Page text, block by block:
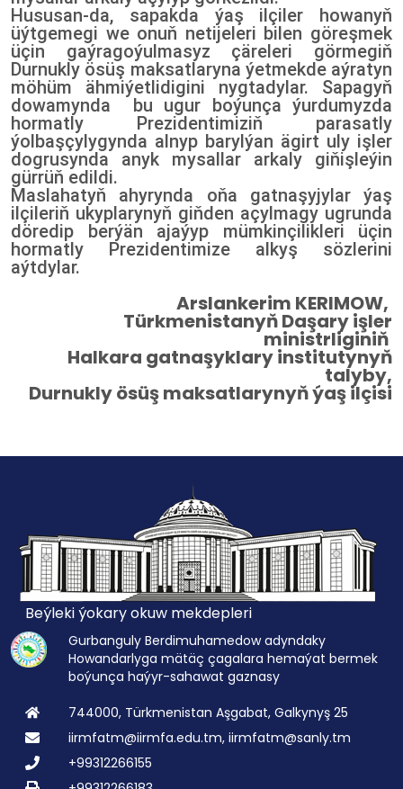
Hususan-da, sapakda ýaş ilçiler howanyň
üýtgemegi we onuň netijeleri bilen göreşmek
üçin gaýragoýulmasyz çäreleri görmegiň
Durnukly ösüş maksatlaryna ýetmekde aýratyn
möhüm ähmiýetlidigini nygtadylar. Sapagyň
dowamynda bu ugur boýunça ýurdumyzda
hormatly Prezidentimiziň parasatly
ýolbaşçylygynda alnyp barylýan ägirt uly işler
dogrusynda anyk mysallar arkaly giňişleýin
gürrüň edildi.
Maslahatyň ahyrynda oňa gatnaşyjylar ýaş
ilçileriň ukyplarynyň giňden açylmagy ugrunda
döredip berýän ajaýyp mümkinçilikleri üçin
hormatly Prezidentimize alkyş sözlerini
aýtdylar.
Arslankerim KERIMOW,
Türkmenistanyň Daşary işler
ministrliginiň
Halkara gatnaşyklary institutynyň
talyby,
Durnukly ösüş maksatlarynyň ýaş ilçisi
Beýleki ýokary okuw mekdepleri
Gurbanguly Berdimuhamedow adyndaky
Howandarlyga mätäç çagalara hemaýat bermek
boýunça haýyr-sahawat gaznasy
744000, Türkmenistan Aşgabat, Galkynyş 25
iirmfatm@iirmfa.edu.tm, iirmfatm@sanly.tm
+99312266155